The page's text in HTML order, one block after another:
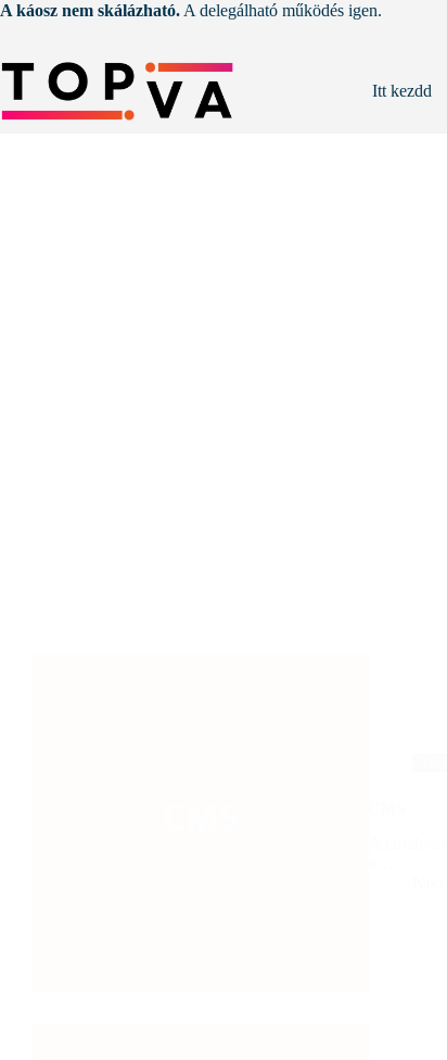
Skip
A káosz nem skálázható. A delegálható működés igen.
Itt kezdd